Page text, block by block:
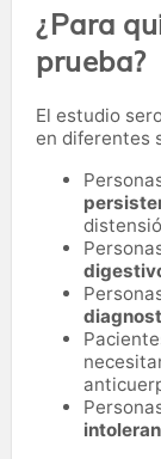
¿Para
prueba?
El estudio
en diferentes